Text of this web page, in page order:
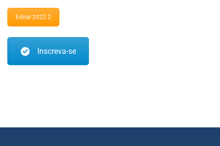
Edital 2022.2
Inscreva-se